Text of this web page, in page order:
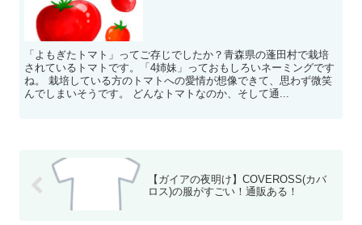
「よもぎたトマト」ってご存じでしたか？青森県の蓬田村で栽培
されているトマトです。「4姉妹」っておもしろいネーミングです
ね。 栽培している方のトマトへの愛情が想像できて、思わず微笑
んでしまいそうです。 どんなトマトなのか、そして通...
【ガイアの夜明け】COVEROSS(カバ
ロス)の服がすごい！通販ある！